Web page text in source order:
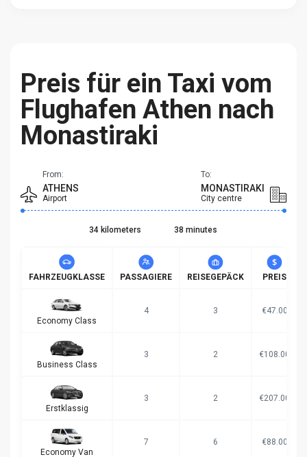
Preis für ein Taxi vom
Flughafen Athen nach
Monastiraki
From:
ATHENS
Airport
To:
MONASTIRAKI
City centre
34 kilometers 38 minutes
FAHRZEUGKLASSE PASSAGIERE REISEGEPÄCK PREIS
Economy Class
4 3 €47.00
Business Class
3 2 €108.00
Erstklassig
3 2 €207.00
Economy Van
7 6 €88.00